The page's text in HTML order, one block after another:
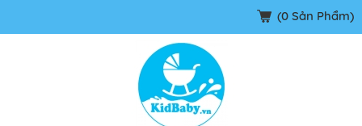
(0 Sản Phẩm)